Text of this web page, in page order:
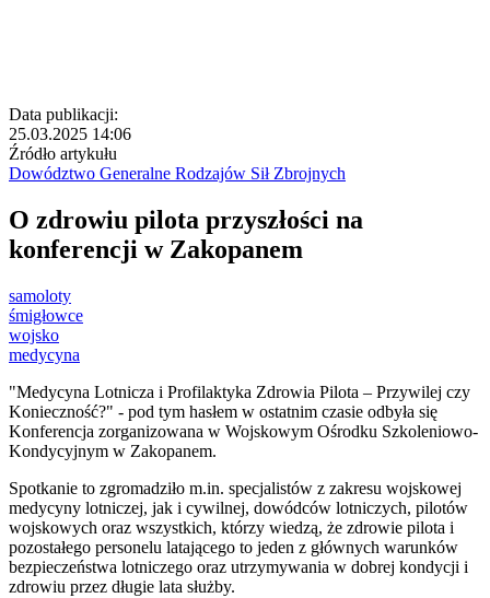
Data publikacji:
25.03.2025 14:06
Źródło artykułu
Dowództwo Generalne Rodzajów Sił Zbrojnych
O zdrowiu pilota przyszłości na
konferencji w Zakopanem
samoloty
śmigłowce
wojsko
medycyna
"Medycyna Lotnicza i Profilaktyka Zdrowia Pilota – Przywilej czy
Konieczność?" - pod tym hasłem w ostatnim czasie odbyła się
Konferencja zorganizowana w Wojskowym Ośrodku Szkoleniowo-
Kondycyjnym w Zakopanem.
Spotkanie to zgromadziło m.in. specjalistów z zakresu wojskowej
medycyny lotniczej, jak i cywilnej, dowódców lotniczych, pilotów
wojskowych oraz wszystkich, którzy wiedzą, że zdrowie pilota i
pozostałego personelu latającego to jeden z głównych warunków
bezpieczeństwa lotniczego oraz utrzymywania w dobrej kondycji i
zdrowiu przez długie lata służby.